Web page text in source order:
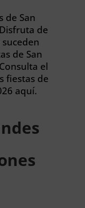
de San
de
de San
el
fiestas de
aquí.